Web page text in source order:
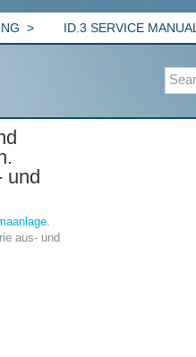
ID.3 SERVICE MANUAL
und
aus- und